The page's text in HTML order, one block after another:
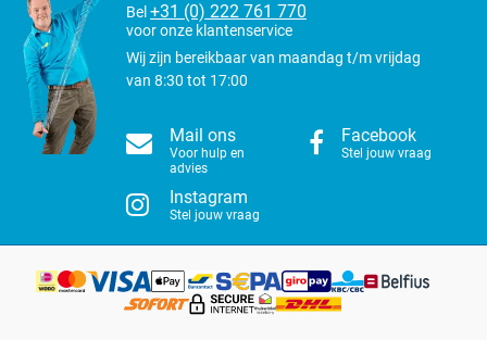
Bel +31 (0) 222 761 770
voor onze klantenservice
Wij zijn bereikbaar van maandag t/m vrijdag
van 8:30 tot 17:00
Mail ons
Voor hulp en
advies
Facebook
Stel jouw vraag
Instagram
Stel jouw vraag